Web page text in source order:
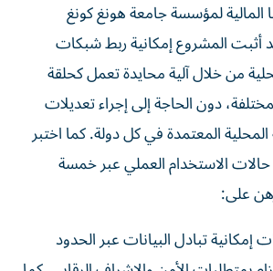
المالية لمؤسسة جامعة هونغ كونغ
أثبت المشروع إمكانية ربط شبكات
من خلال آلية محايدة تعمل كحلقة
دون الحاجة إلى إجراء تعديلات
المعتمدة في كل دولة. كما اختبر
الاستخدام العملي عبر خمسة
على:
إمكانية تبادل البيانات عبر الحدود